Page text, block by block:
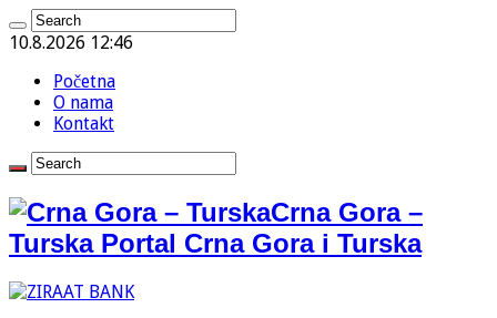
10.8.2026 12:46
Početna
O nama
Kontakt
Crna Gora –
Turska Portal Crna Gora i Turska